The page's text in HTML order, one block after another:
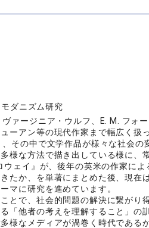
ダニズム研究
ァージニア・ウルフ、E. M. フォ
ーアン等の現代作家まで幅広く扱
その中で文学作品が様々な社会の
様な方法で描き出している様に、
ェイ』が、後年の英米の作家によ
たか、を単著にまとめた後、現在
マに研究を進めています。
とで、社会的問題の解決に繋がり
「他者の考えを理解すること」の
様なメディアが渦巻く時代である